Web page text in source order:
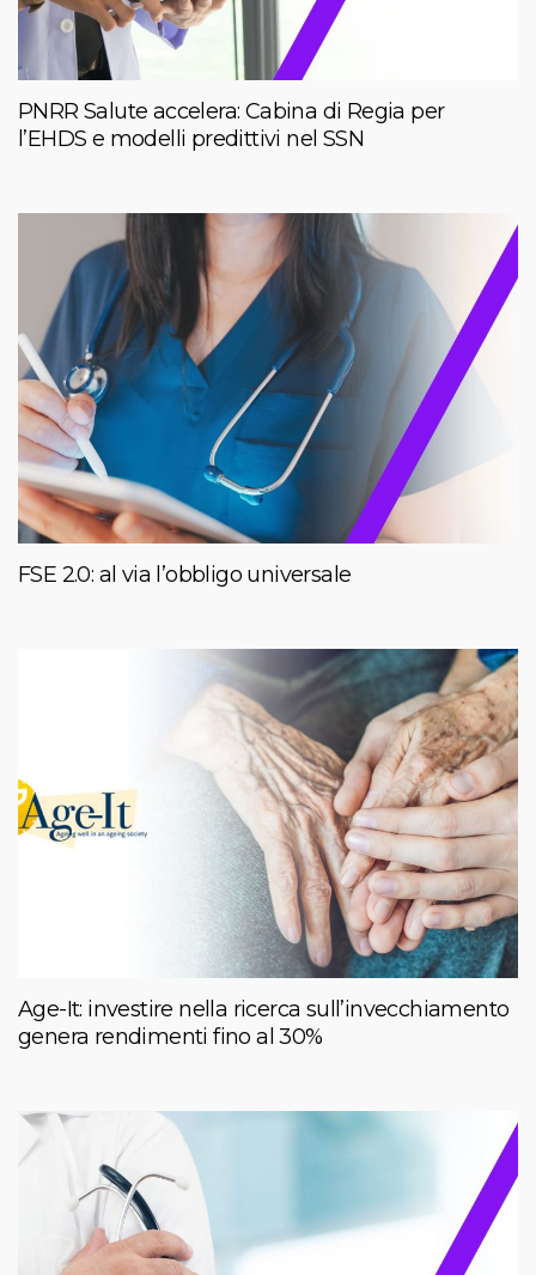
PNRR Salute accelera: Cabina di Regia per
l’EHDS e modelli predittivi nel SSN
FSE 2.0: al via l’obbligo universale
Age-It: investire nella ricerca sull’invecchiamento
genera rendimenti fino al 30%